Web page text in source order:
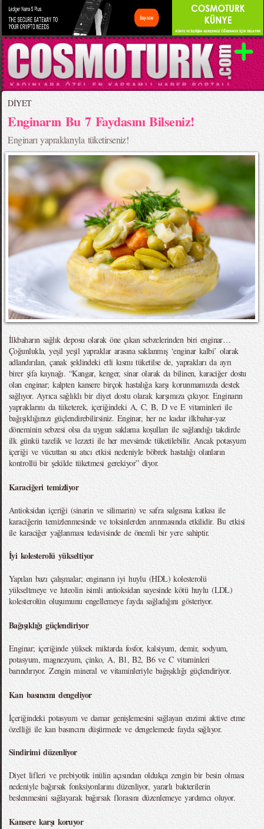
DİYET
Enginarın Bu 7 Faydasını Bilseniz!
Enginarı yapraklarıyla tüketirseniz!
İlkbaharın sağlık deposu olarak öne çıkan sebzelerinden biri enginar…
Çoğunlukla, yeşil yeşil yapraklar arasına saklanmış ‘enginar kalbi’ olarak
adlandırılan, çanak şeklindeki etli kısmı tüketilse de, yaprakları da ayrı
birer şifa kaynağı. “Kangar, kenger, sinar olarak da bilinen, karaciğer dostu
olan enginar; kalpten kansere birçok hastalığa karşı korunmamızda destek
sağlıyor. Ayrıca sağlıklı bir diyet dostu olarak karşımıza çıkıyor. Enginarın
yapraklarını da tüketerek, içeriğindeki A, C, B, D ve E vitaminleri ile
bağışıklığınızı güçlendirebilirsiniz. Enginar, her ne kadar ilkbahar-yaz
döneminin sebzesi olsa da uygun saklama koşulları ile sağlandığı takdirde
ilk günkü tazelik ve lezzeti ile her mevsimde tüketilebilir. Ancak potasyum
içeriği ve vücuttan su atıcı etkisi nedeniyle böbrek hastalığı olanların
kontrollü bir şekilde tüketmesi gerekiyor” diyor.
Karaciğeri temizliyor
Antioksidan içeriği (sinarin ve silimarin) ve safra salgısına katkısı ile
karaciğerin temizlenmesinde ve toksinlerden arınmasında etkilidir. Bu etkisi
ile karaciğer yağlanması tedavisinde de önemli bir yere sahiptir.
İyi kolesterolü yükseltiyor
Yapılan bazı çalışmalar; enginarın iyi huylu (HDL) kolesterolü
yükseltmeye ve luteolin isimli antioksidan sayesinde kötü huylu (LDL)
kolesterolün oluşumunu engellemeye fayda sağladığını gösteriyor.
Bağışıklığı güçlendiriyor
Enginar; içeriğinde yüksek miktarda fosfor, kalsiyum, demir, sodyum,
potasyum, magnezyum, çinko, A, B1, B2, B6 ve C vitaminleri
barındırıyor. Zengin mineral ve vitaminleriyle bağışıklığı güçlendiriyor.
Kan basıncını dengeliyor
İçeriğindeki potasyum ve damar genişlemesini sağlayan enzimi aktive etme
özelliği ile kan basıncını düşürmede ve dengelemede fayda sağlıyor.
Sindirimi düzenliyor
Diyet lifleri ve prebiyotik inülin açısından oldukça zengin bir besin olması
nedeniyle bağırsak fonksiyonlarını düzenliyor, yararlı bakterilerin
beslenmesini sağlayarak bağırsak florasını düzenlemeye yardımcı oluyor.
Kansere karşı koruyor